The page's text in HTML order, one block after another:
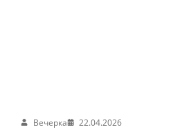
Вечерка
22.04.2026